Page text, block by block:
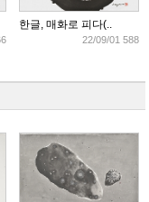
한글, 매화로 피다(..
22/09/01 588